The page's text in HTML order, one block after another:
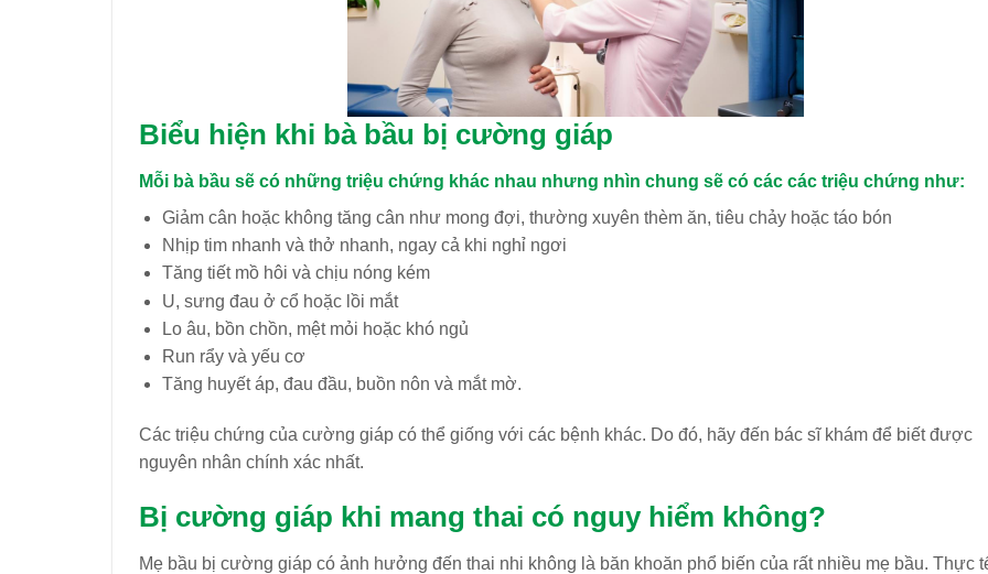
Biểu hiện khi bà bầu bị cường giáp
Mỗi bà bầu sẽ có những triệu chứng khác nhau nhưng nhìn chung sẽ có các các triệu chứng như:
Giảm cân hoặc không tăng cân như mong đợi, thường xuyên thèm ăn, tiêu chảy hoặc táo bón
Nhịp tim nhanh và thở nhanh, ngay cả khi nghỉ ngơi
Tăng tiết mồ hôi và chịu nóng kém
U, sưng đau ở cổ hoặc lồi mắt
Lo âu, bồn chồn, mệt mỏi hoặc khó ngủ
Run rẩy và yếu cơ
Tăng huyết áp, đau đầu, buồn nôn và mắt mờ.
Các triệu chứng của cường giáp có thể giống với các bệnh khác. Do đó, hãy đến bác sĩ khám để biết được
nguyên nhân chính xác nhất.
Bị cường giáp khi mang thai có nguy hiểm không?
Mẹ bầu bị cường giáp có ảnh hưởng đến thai nhi không là băn khoăn phổ biến của rất nhiều mẹ bầu. Thực